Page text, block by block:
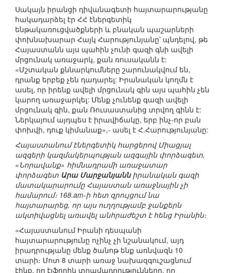
Սակայն իրանցի դիվանագետի հայտարարությանը
հակադարձել էր ՀՀ էներգետիկ
ենթակառուցվածքների և բնական պաշարների
փոխնախարար Հայկ Հարությունյանը՝ պնդելով, թե
Հայաստանն այս պահին չունի գազի գնի ավելի
մրցունակ առաջարկ, քան ռուսականն է:
«Մշտական քննարկումները շարունակվում են,
դրանք երբեք չեն դադարել: Իրանական կողմն է
ասել, որ իրենք ավելի մրցունակ գին այս պահին չեն
կարող առաջարկել: Մենք չունենք գազի ավելի
մրցունակ գին, քան Ռուսաստանից տրվող գինն է:
Ներկայում այդպես է իրավիճակը, երբ ինչ-որ բան
փոխվի, դուք կիմանաք»,- ասել է Հ.Հարությունյանը:
Հայաստանում էներգետիկ հարցերով Միացյալ
ազգերի կազմակերպության ազգային փորձագետ,
«Նորավանք» հիմնադրամի առաջատար
փորձագետ Արա Մարջանյաննիրանական գազի
մատակարարումը Հայաստան առաջնային չի
համարում։ 168.am-ի հետ զրույցում նա
հայտարարեց, որ այս ուղղությամբ ջանքերն
ակտիվացնել առավել անհրաժեշտ է հենց Իրանին։
«Հայաստանում Իրանի դեսպանի
հայտարարությունը ոչինչ չի նշանակում, այդ
իրադրությանը մենք ծանոթ ենք առնվազն 10
տարի։ Մոտ 8 տարի առաջ նախազգուշացնում
էինք, որ էյֆորիկ տրամադրությունները, որ